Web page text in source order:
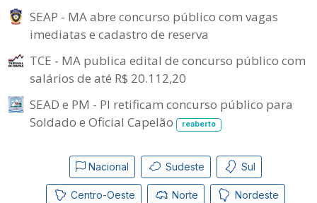
SEAP - MA abre concurso público com vagas
imediatas e cadastro de reserva
TCE - MA publica edital de concurso público com
salários de até R$ 20.112,20
SEAD e PM - PI retificam concurso público para
Soldado e Oficial Capelão
reaberto
Nacional Sudeste Sul
Centro-Oeste Norte Nordeste